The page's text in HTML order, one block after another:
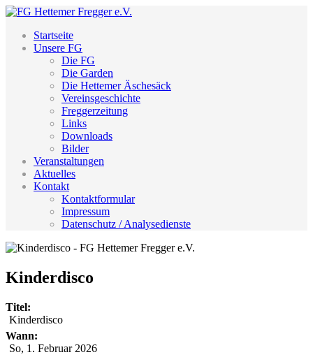
Startseite
Unsere FG
Die FG
Die Garden
Die Hettemer Äschesäck
Vereinsgeschichte
Freggerzeitung
Links
Downloads
Bilder
Veranstaltungen
Aktuelles
Kontakt
Kontaktformular
Impressum
Datenschutz / Analysedienste
Kinderdisco
Titel:
Kinderdisco
Wann:
So, 1. Februar 2026